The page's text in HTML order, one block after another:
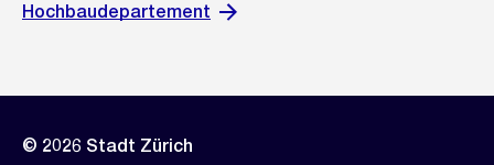
Hochbaudepartement
© 2026 Stadt Zürich